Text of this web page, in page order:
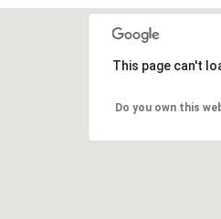
This page can't
Do you own this